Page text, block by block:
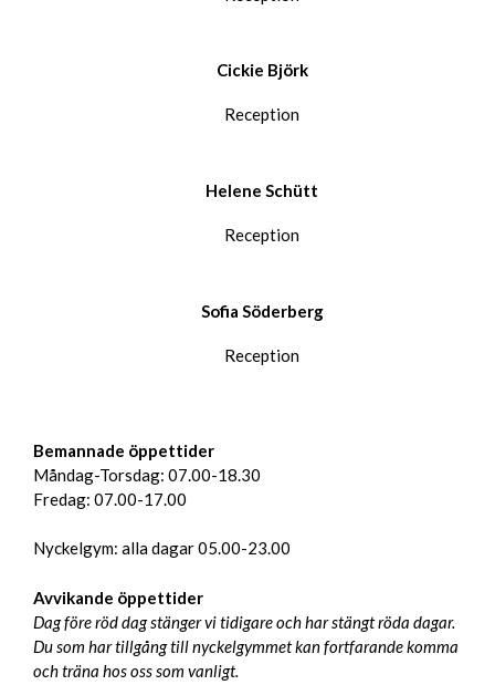
Cickie Björk
Reception
Helene Schütt
Reception
Sofia Söderberg
Reception
Bemannade öppettider
Måndag-Torsdag: 07.00-18.30
Fredag: 07.00-17.00
Nyckelgym: alla dagar 05.00-23.00
Avvikande öppettider
Dag före röd dag stänger vi tidigare och har stängt röda dagar.
Du som har tillgång till nyckelgymmet kan fortfarande komma
och träna hos oss som vanligt.